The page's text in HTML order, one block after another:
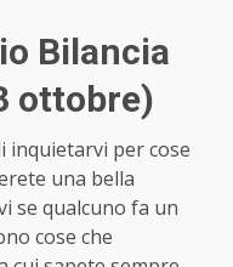
Bilancia
ottobre)
inquietarvi per cose
una bella
se qualcuno fa un
cose che